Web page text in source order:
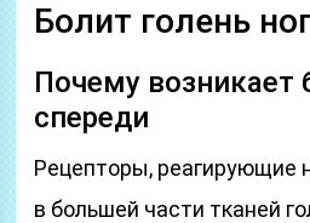
Болит голень
Почему возникает
спереди
Рецепторы, реагирующие
в большей части тканей